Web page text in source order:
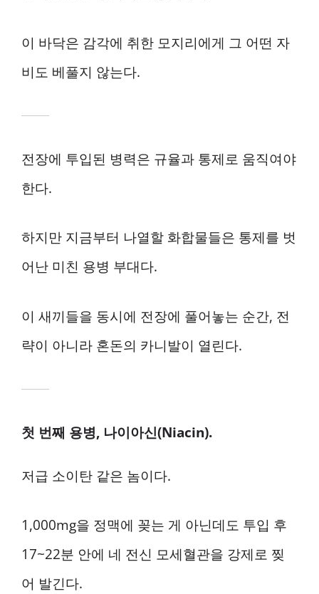
이 바닥은 감각에 취한 모지리에게 그 어떤 자
비도 베풀지 않는다.
전장에 투입된 병력은 규율과 통제로 움직여야
한다.
하지만 지금부터 나열할 화합물들은 통제를 벗
어난 미친 용병 부대다.
이 새끼들을 동시에 전장에 풀어놓는 순간, 전
략이 아니라 혼돈의 카니발이 열린다.
첫 번째 용병, 나이아신(Niacin).
저급 소이탄 같은 놈이다.
1,000mg을 정맥에 꽂는 게 아닌데도 투입 후
17~22분 안에 네 전신 모세혈관을 강제로 찢
어 발긴다.